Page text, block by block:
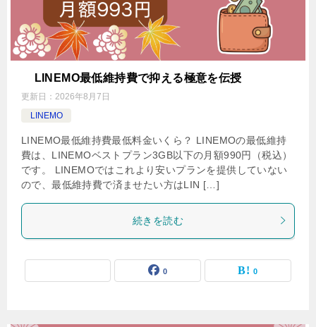
LINEMO最低維持費で抑える極意を伝授
更新日： 2026年8月7日
LINEMO
LINEMO最低維持費最低料金いくら？ LINEMOの最低維持
費は、LINEMOベストプラン3GB以下の月額990円（税込）
です。 LINEMOではこれより安いプランを提供していない
ので、最低維持費で済ませたい方はLIN […]
続きを読む
0 0